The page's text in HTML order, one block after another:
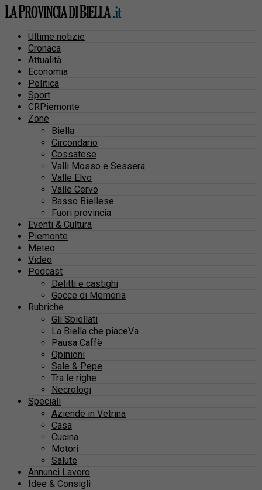
Ultime notizie
Cronaca
Attualità
Economia
Politica
Sport
CRPiemonte
Zone
Biella
Circondario
Cossatese
Valli Mosso e Sessera
Valle Elvo
Valle Cervo
Basso Biellese
Fuori provincia
Eventi & Cultura
Piemonte
Meteo
Video
Podcast
Delitti e castighi
Gocce di Memoria
Rubriche
Gli Sbiellati
La Biella che piaceVa
Pausa Caffè
Opinioni
Sale & Pepe
Tra le righe
Necrologi
Speciali
Aziende in Vetrina
Casa
Cucina
Motori
Salute
Annunci Lavoro
Idee & Consigli